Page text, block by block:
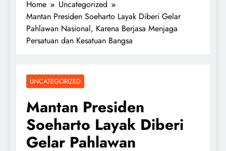
Home
Uncategorized
Mantan Presiden Soeharto Layak Diberi Gelar
Pahlawan Nasional, Karena Berjasa Menjaga
Persatuan dan Kesatuan Bangsa
UNCATEGORIZED
Mantan Presiden
Soeharto Layak Diberi
Gelar Pahlawan